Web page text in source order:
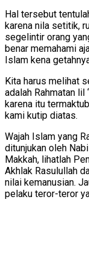
Hal tersebut
karena nila setitik,
segelintir orang
benar memahami
Islam kena
Kita harus melihat
adalah Rahmatan lil
karena itu
kami kutip diatas.
Wajah Islam yang
ditunjukan oleh
Makkah, lihatlah
Akhlak Rasulullah
nilai kemanusian.
pelaku teror-teror